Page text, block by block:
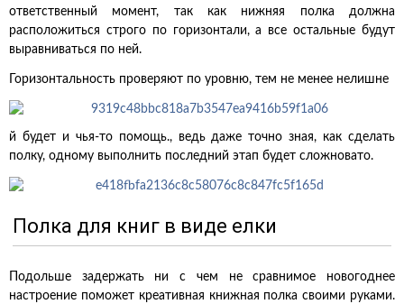
ответственный момент, так как нижняя полка должна
расположиться строго по горизонтали, а все остальные будут
выравниваться по ней.
Горизонтальность проверяют по уровню, тем не менее нелишне
й будет и чья-то помощь., ведь даже точно зная, как сделать
полку, одному выполнить последний этап будет сложновато.
Полка для книг в виде елки
Подольше задержать ни с чем не сравнимое новогоднее
настроение поможет креативная книжная полка своими руками.